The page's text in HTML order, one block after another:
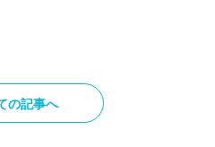
の記事へ